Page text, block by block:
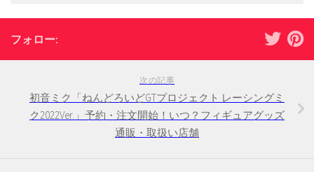
フォロー:
次の記事
初音ミク「ねんどろいどGTプロジェクト レーシングミ
ク2022Ver.」予約・注文開始！いつ？フィギュアグッズ
通販・取扱い店舗